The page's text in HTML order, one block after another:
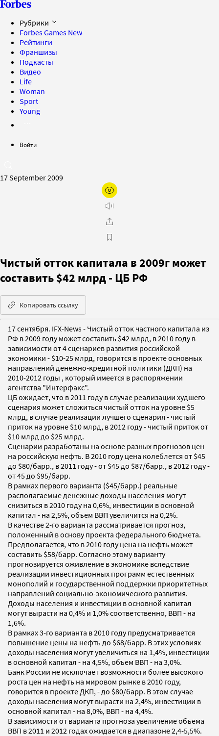
Рубрики
Forbes Games New
Рейтинги
Франшизы
Подкасты
Видео
Life
Woman
Sport
Young
Войти
17 September 2009
Чистый отток капитала в 2009г может
составить $42 млрд - ЦБ РФ
Копировать ссылку
17 сентября. IFX-News - Чистый отток частного капитала из
РФ в 2009 году может составить $42 млрд, в 2010 году в
зависимости от 4 сценариев развития российской
экономики - $10-25 млрд, говорится в проекте основных
направлений денежно-кредитной политики (ДКП) на
2010-2012 годы , который имеется в распоряжении
агентства "Интерфакс".
ЦБ ожидает, что в 2011 году в случае реализации худшего
сценария может сложиться чистый отток на уровне $5
млрд, в случае реализации лучшего сценария - чистый
приток на уровне $10 млрд, в 2012 году - чистый приток от
$10 млрд до $25 млрд.
Сценарии разработаны на основе разных прогнозов цен
на российскую нефть. В 2010 году цена колеблется от $45
до $80/барр., в 2011 году - от $45 до $87/барр., в 2012 году -
от 45 до $95/барр.
В рамках первого варианта ($45/барр.) реальные
располагаемые денежные доходы населения могут
снизиться в 2010 году на 0,6%, инвестиции в основной
капитал - на 2,5%, объем ВВП увеличится на 0,2%.
В качестве 2-го варианта рассматривается прогноз,
положенный в основу проекта федерального бюджета.
Предполагается, что в 2010 году цена на нефть может
составить $58/барр. Согласно этому варианту
прогнозируется оживление в экономике вследствие
реализации инвестиционных программ естественных
монополий и государственной поддержки приоритетных
направлений социально-экономического развития.
Доходы населения и инвестиции в основной капитал
могут вырасти на 0,4% и 1,0% соответственно, ВВП - на
1,6%.
В рамках 3-го варианта в 2010 году предусматривается
повышение цены на нефть до $68/барр. В этих условиях
доходы населения могут увеличиться на 1,4%, инвестиции
в основной капитал - на 4,5%, объем ВВП - на 3,0%.
Банк России не исключает возможности более высокого
роста цен на нефть на мировом рынке в 2010 году,
говорится в проекте ДКП, - до $80/барр. В этом случае
доходы населения могут вырасти на 2,4%, инвестиции в
основной капитал - на 8,0%, ВВП - на 4,4%.
В зависимости от варианта прогноза увеличение объема
ВВП в 2011 и 2012 годах ожидается в диапазоне 2,4-5,5%.